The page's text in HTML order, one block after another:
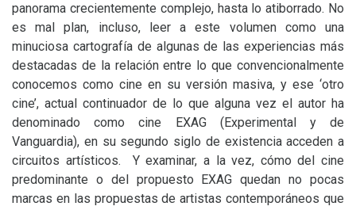
panorama crecientemente complejo, hasta lo atiborrado. No
es mal plan, incluso, leer a este volumen como una
minuciosa cartografía de algunas de las experiencias más
destacadas de la relación entre lo que convencionalmente
conocemos como cine en su versión masiva, y ese ‘otro
cine’, actual continuador de lo que alguna vez el autor ha
denominado como cine EXAG(Experimental y de
Vanguardia), en su segundo siglo de existencia acceden a
circuitos artísticos. Y examinar, a la vez, cómo del cine
predominante o del propuesto EXAG quedan no pocas
marcas en las propuestas de artistas contemporáneos que